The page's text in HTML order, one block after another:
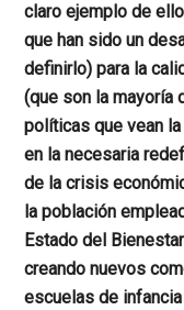
claro ejemplo de
que han sido un
definirlo) para la
(que son la mayoría
políticas que vean
en la necesaria
de la crisis
la población
Estado del
creando nuevos
escuelas de